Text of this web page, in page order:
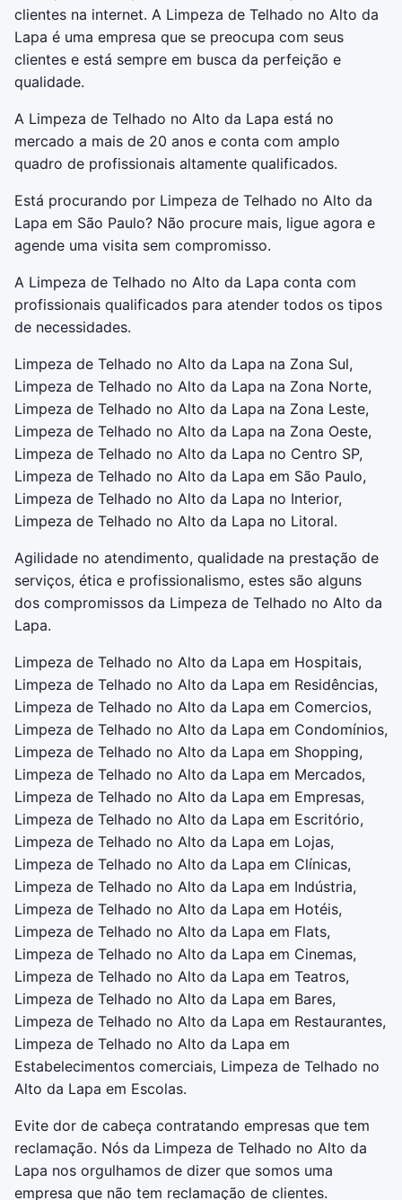
clientes na internet. A Limpeza de Telhado no Alto da
Lapa é uma empresa que se preocupa com seus
clientes e está sempre em busca da perfeição e
qualidade.
A Limpeza de Telhado no Alto da Lapa está no
mercado a mais de 20 anos e conta com amplo
quadro de profissionais altamente qualificados.
Está procurando por Limpeza de Telhado no Alto da
Lapa em São Paulo? Não procure mais, ligue agora e
agende uma visita sem compromisso.
A Limpeza de Telhado no Alto da Lapa conta com
profissionais qualificados para atender todos os tipos
de necessidades.
Limpeza de Telhado no Alto da Lapa na Zona Sul,
Limpeza de Telhado no Alto da Lapa na Zona Norte,
Limpeza de Telhado no Alto da Lapa na Zona Leste,
Limpeza de Telhado no Alto da Lapa na Zona Oeste,
Limpeza de Telhado no Alto da Lapa no Centro SP,
Limpeza de Telhado no Alto da Lapa em São Paulo,
Limpeza de Telhado no Alto da Lapa no Interior,
Limpeza de Telhado no Alto da Lapa no Litoral.
Agilidade no atendimento, qualidade na prestação de
serviços, ética e profissionalismo, estes são alguns
dos compromissos da Limpeza de Telhado no Alto da
Lapa.
Limpeza de Telhado no Alto da Lapa em Hospitais,
Limpeza de Telhado no Alto da Lapa em Residências,
Limpeza de Telhado no Alto da Lapa em Comercios,
Limpeza de Telhado no Alto da Lapa em Condomínios,
Limpeza de Telhado no Alto da Lapa em Shopping,
Limpeza de Telhado no Alto da Lapa em Mercados,
Limpeza de Telhado no Alto da Lapa em Empresas,
Limpeza de Telhado no Alto da Lapa em Escritório,
Limpeza de Telhado no Alto da Lapa em Lojas,
Limpeza de Telhado no Alto da Lapa em Clínicas,
Limpeza de Telhado no Alto da Lapa em Indústria,
Limpeza de Telhado no Alto da Lapa em Hotéis,
Limpeza de Telhado no Alto da Lapa em Flats,
Limpeza de Telhado no Alto da Lapa em Cinemas,
Limpeza de Telhado no Alto da Lapa em Teatros,
Limpeza de Telhado no Alto da Lapa em Bares,
Limpeza de Telhado no Alto da Lapa em Restaurantes,
Limpeza de Telhado no Alto da Lapa em
Estabelecimentos comerciais, Limpeza de Telhado no
Alto da Lapa em Escolas.
Evite dor de cabeça contratando empresas que tem
reclamação. Nós da Limpeza de Telhado no Alto da
Lapa nos orgulhamos de dizer que somos uma
empresa que não tem reclamação de clientes.